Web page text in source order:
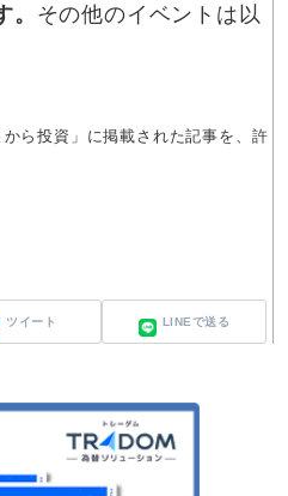
その他のイベントは以
ら投資」に掲載された記事を、許
ツイート LINEで送る